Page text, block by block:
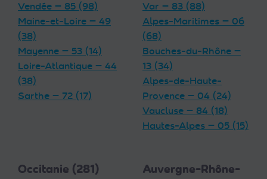
Vendée — 85 (98)
Maine-et-Loire — 49
(38)
Mayenne — 53 (14)
Loire-Atlantique — 44
(38)
Sarthe — 72 (17)
Var — 83 (88)
Alpes-Maritimes — 06
(68)
Bouches-du-Rhône —
13 (34)
Alpes-de-Haute-
Provence — 04 (24)
Vaucluse — 84 (18)
Hautes-Alpes — 05 (15)
Occitanie (281)
Auvergne-Rhône-